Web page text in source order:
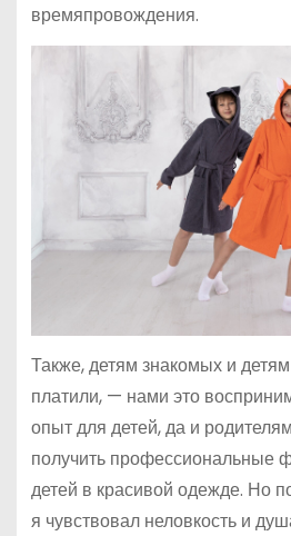
времяпровождения.
Также, детям знакомых и
платили, — нами это
опыт для детей, да и
получить профессиональные
детей в красивой одежде. Но
я чувствовал неловкость и